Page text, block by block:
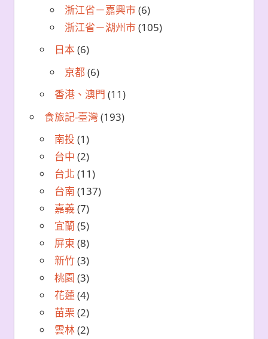
浙江省－嘉興市(6)
浙江省－湖州市(105)
日本(6)
京都(6)
香港、澳門 (11)
食旅記-臺灣 (193)
南投 (1)
台中 (2)
台北 (11)
台南 (137)
嘉義(7)
宜蘭 (5)
屏東 (8)
新竹(3)
桃園 (3)
花蓮 (4)
苗栗 (2)
雲林(2)